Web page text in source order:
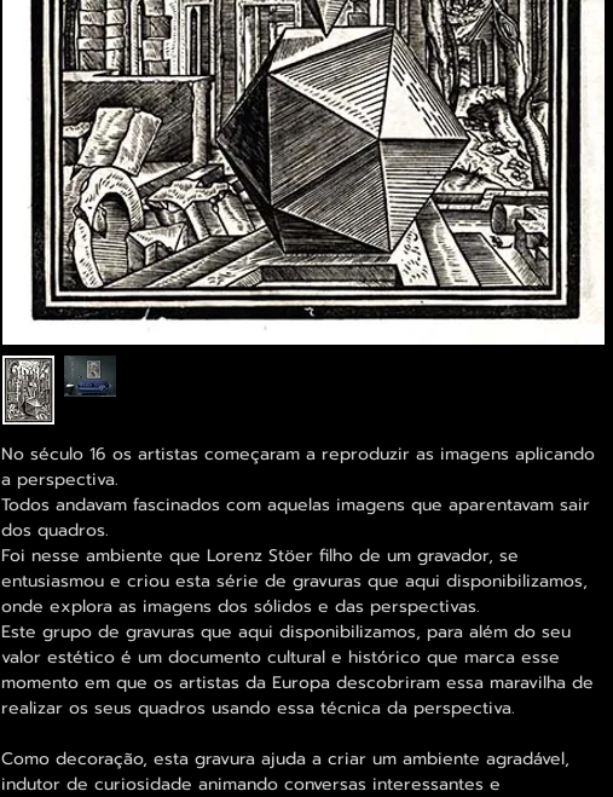
No século 16 os artistas começaram a reproduzir as imagens aplicando
a perspectiva.
Todos andavam fascinados com aquelas imagens que aparentavam sair
dos quadros.
Foi nesse ambiente que Lorenz Stöer filho de um gravador, se
entusiasmou e criou esta série de gravuras que aqui disponibilizamos,
onde explora as imagens dos sólidos e das perspectivas.
Este grupo de gravuras que aqui disponibilizamos, para além do seu
valor estético é um documento cultural e histórico que marca esse
momento em que os artistas da Europa descobriram essa maravilha de
realizar os seus quadros usando essa técnica da perspectiva.
Como decoração, esta gravura ajuda a criar um ambiente agradável,
indutor de curiosidade animando conversas interessantes e